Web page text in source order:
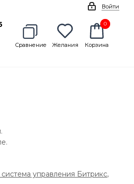
Войти
Сравнение Желания Корзина
0
0
управления Битрикс,